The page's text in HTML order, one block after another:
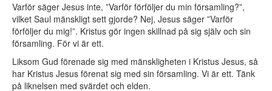
Varför säger Jesus inte, ”Varför förföljer du min församling?”,
vilket Saul mänskligt sett gjorde? Nej, Jesus säger ”Varför
förföljer du mig!”. Kristus gör ingen skillnad på sig själv och sin
församling. För vi är ett.
Liksom Gud förenade sig med mänskligheten i Kristus Jesus, så
har Kristus Jesus förenat sig med sin församling. Vi är ett. Tänk
på liknelsen med svärdet och elden.